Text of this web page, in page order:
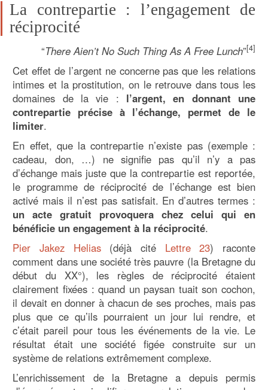
La contrepartie : l’engagement de
réciprocité
“There Aien’t No Such Thing As A Free Lunch”[4]
Cet effet de l’argent ne concerne pas que les relations
intimes et la prostitution, on le retrouve dans tous les
domaines de la vie : l’argent, en donnant une
contrepartie précise à l’échange, permet de le
limiter.
En effet, que la contrepartie n’existe pas (exemple :
cadeau, don, …) ne signifie pas qu’il n’y a pas
d’échange mais juste que la contrepartie est reportée,
le programme de réciprocité de l’échange est bien
activé mais il n’est pas satisfait. En d’autres termes :
un acte gratuit provoquera chez celui qui en
bénéficie un engagement à la réciprocité.
Pier Jakez Helias(déjà cité Lettre 23) raconte
comment dans une société très pauvre (la Bretagne du
début du XX°), les règles de réciprocité étaient
clairement fixées : quand un paysan tuait son cochon,
il devait en donner à chacun de ses proches, mais pas
plus que ce qu’ils pourraient un jour lui rendre, et
c’était pareil pour tous les événements de la vie. Le
résultat était une société figée construite sur un
système de relations extrêmement complexe.
L’enrichissement de la Bretagne a depuis permis